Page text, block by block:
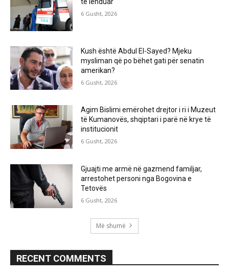
6 Gusht, 2026
Kush është Abdul El-Sayed? Mjeku
mysliman që po bëhet gati për senatin
amerikan?
6 Gusht, 2026
Agim Bislimi emërohet drejtor i ri i Muzeut
të Kumanovës, shqiptari i parë në krye të
institucionit
6 Gusht, 2026
Gjuajti me armë në gazmend familjar,
arrestohet personi nga Bogovina e
Tetovës
6 Gusht, 2026
Më shumë
RECENT COMMENTS